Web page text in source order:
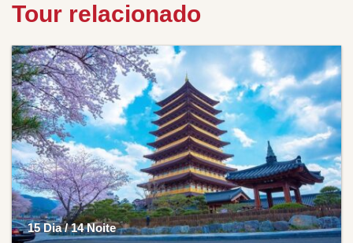
Tour relacionado
15 Dia / 14 Noite